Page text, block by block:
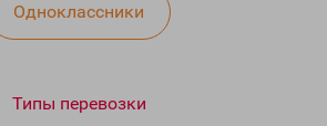
Одноклассники
Типы перевозки